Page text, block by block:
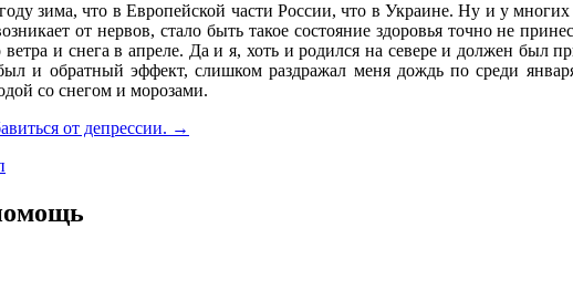
зима, что в Европейской части России, что в Украине. Ну и у
от нервов, стало быть такое состояние здоровья точно не
и снега в апреле. Да и я, хоть и родился на севере и должен был
и обратный эффект, слишком раздражал меня дождь по среди
со снегом и морозами.
от депрессии. →